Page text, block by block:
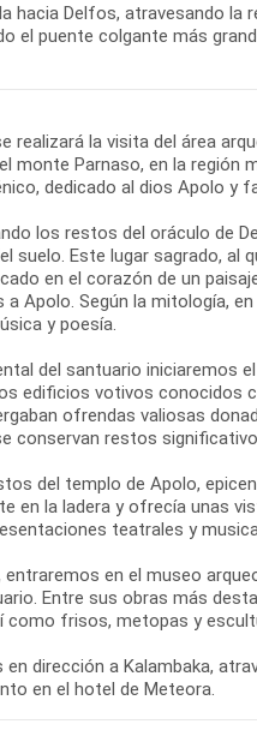
hacia Delfos, atravesando la
el puente colgante más
realizará la visita del área
monte Parnaso, en la región
dedicado al dios Apolo y
los restos del oráculo de
suelo. Este lugar sagrado,
en el corazón de un
a Apolo. Según la mitología,
y poesía.
del santuario iniciaremos
edificios votivos conocidos
ofrendas valiosas
conservan restos
del templo de Apolo,
en la ladera y ofrecía unas
teatrales y
en el museo
Entre sus obras más
como frisos, metopas y
dirección a Kalambaka,